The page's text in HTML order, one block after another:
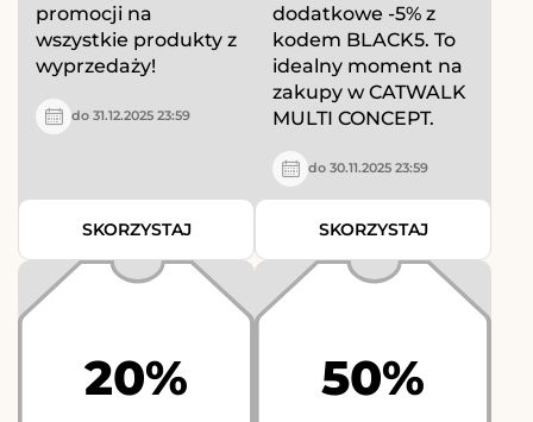
promocji na
wszystkie produkty z
wyprzedaży!
do 31.12.2025 23:59
SKORZYSTAJ
dodatkowe -5% z
kodem BLACK5. To
idealny moment na
zakupy w CATWALK
MULTI CONCEPT.
do 30.11.2025 23:59
SKORZYSTAJ
20% 50%